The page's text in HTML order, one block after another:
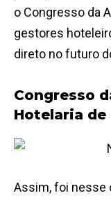
o Congresso da
gestores
direto no futuro
Congresso
Hotelaria de
Assim, foi nesse